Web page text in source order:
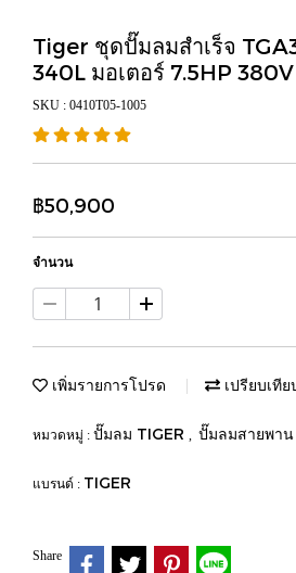
Tiger ชุดปั๊มลมสำเร็จ
340L มอเตอร์ 7.5HP 380V
SKU : 0410T05-1005
฿50,900
จำนวน
เพิ่มรายการโปรด เปรียบเทีย
หมวดหมู่ : ปั๊มลม TIGER , ปั๊มลมสายพาน
แบรนด์ : TIGER
Share